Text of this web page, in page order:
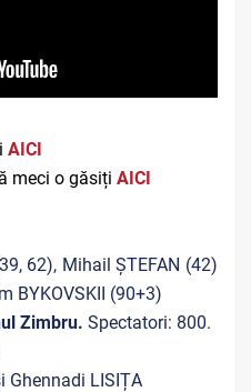
AICI
meci o găsiți AICI
62), Mihail ȘTEFAN (42)
BYKOVSKII (90+3)
Zimbru. Spectatori: 800.
Ghennadi LISIȚA